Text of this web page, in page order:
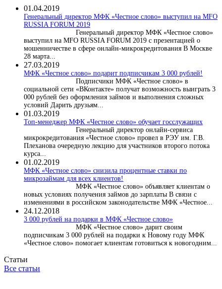
01.04.2019
Генеральный директор МФК «Честное слово» выступил на MFO
RUSSIA FORUM 2019
Генеральный директор МФК «Честное слово»
выступил на MFO RUSSIA FORUM 2019 с презентацией о
мошенничестве в сфере онлайн-микрокредитования В Москве
28 марта...
27.03.2019
МФК «Честное слово» подарит подписчикам 3 000 рублей!
Подписчики МФК «Честное слово» в
социальной сети «ВКонтакте» получат возможность выиграть 3
000 рублей без оформления займов и выполнения сложных
условий Дарить друзьям...
01.03.2019
Топ-менеджер МФК «Честное слово» обучает госслужащих
Генеральный директор онлайн-сервиса
микрокредитования «Честное слово» провел в РЭУ им. Г.В.
Плеханова очередную лекцию для участников второго потока
курса...
01.02.2019
МФК «Честное слово» снизила процентные ставки по
микрозаймам для всех клиентов!
МФК «Честное слово» объявляет клиентам о
новых условиях получения займов до зарплаты В связи с
изменениями в российском законодательстве МФК «Честное...
24.12.2018
3 000 рублей на подарки в МФК «Честное слово»
МФК «Честное слово» дарит своим
подписчикам 3 000 рублей на подарки к Новому году МФК
«Честное слово» помогает клиентам готовиться к новогодним...
Статьи
Все статьи